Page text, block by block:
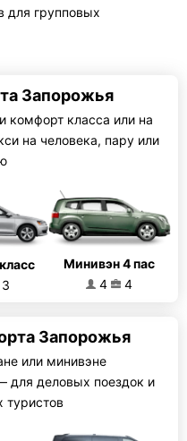
для групповых
Запорожья
комфорт класса или на
на человека, пару или
3
Минивэн 4 пас
4
4
Запорожья
или минивэне
для деловых поездок и
туристов